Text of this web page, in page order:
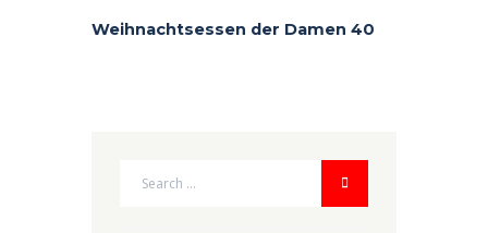
Weihnachtsessen der Damen 40